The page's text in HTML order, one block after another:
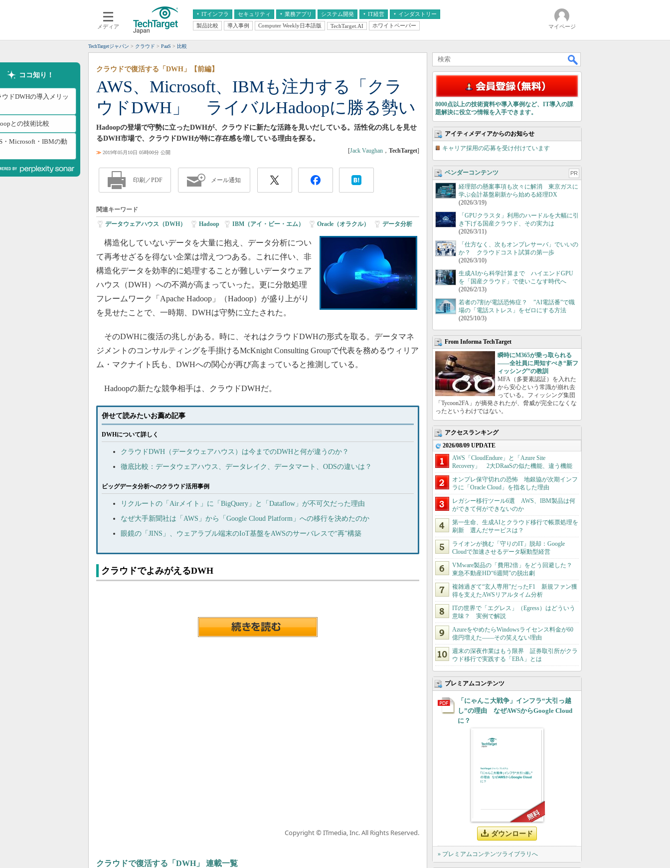
メディア
ITインフラ
クラウド
スマートモバイル
ネットワーク
システム運用管理
セキュリティ 業務アプリ
エンタープライズAI
ERP
CX
情報系システム
システム開発 IT経営
経営とIT
インダストリー
医療IT
製品比較 導入事例 Computer Weekly日本語版 TechTarget.AI ホワイトペーパー マイページ
TechTargetジャパン クラウド PaaS 比較
ココ知り！
ウドDWHの導入メリッ
との技術比較
・Microsoft・IBMの動
AWS、Microsoft、IBMも注力する「クラ
ウドDWH」 ライバルHadoopに勝る勢い
クラウドで復活する「DWH」【前編】
Hadoopの登場で守勢に立ったDWHが、クラウドに新たな活路を見いだしている。活性化の兆しを見せ
るDWH市場で、クラウドDWHが特に存在感を増している理由を探る。
≫ 2019年05月10日 05時00分 公開 [Jack Vaughan ， TechTarget]
印刷／PDF メール通知
関連キーワード
データウェアハウス（DWH） Hadoop IBM（アイ・ビー・エム） Oracle（オラクル） データ分析
構造化していないデータを大量に抱え、データ分析につい
て再考せざるを得ない企業は増えつつある。これに伴い、非
構造化データを効率的に処理することが難しいデータウェア
ハウス（DWH）への不満が高まっていった。更に分散処理
フレームワーク「Apache Hadoop」（Hadoop）が盛り上がり
を見せたことで、一時期、DWHは守勢に立たされた。
そのDWHに復活の兆しがある。時に、それはクラウドDWHの形式を取る。データマネ
ジメントのコンサルティングを手掛けるMcKnight Consulting Groupで代表を務めるウィリア
ム・マクナイト氏も、DWHへの関心が再び高まっていると推測している。
Hadoopの新たな競争相手は、クラウドDWHだ。
併せて読みたいお薦め記事
DWHについて詳しく
クラウドDWH（データウェアハウス）は今までのDWHと何が違うのか？
徹底比較：データウェアハウス、データレイク、データマート、ODSの違いは？
ビッグデータ分析へのクラウド活用事例
リクルートの「Airメイト」に「BigQuery」と「Dataflow」が不可欠だった理由
なぜ大手新聞社は「AWS」から「Google Cloud Platform」への移行を決めたのか
眼鏡の「JINS」、ウェアラブル端末のIoT基盤をAWSのサーバレスで“再”構築
クラウドでよみがえるDWH
Copyright © ITmedia, Inc. All Rights Reserved.
クラウドで復活する「DWH」 連載一覧
8000点以上の技術資料や導入事例など、IT導入の課
題解決に役立つ情報を入手できます。
アイティメディアからのお知らせ
キャリア採用の応募を受け付けています
ベンダーコンテンツ PR
経理部の懸案事項も次々に解消 東京ガスに
学ぶ会計基盤刷新から始める経理DX
(2026/3/19)
「GPUクラスタ」利用のハードルを大幅に引
き下げる国産クラウド、その実力は
(2026/3/11)
「仕方なく、次もオンプレサーバ」でいいの
か？ クラウドコスト試算の第一歩
(2026/3/10)
生成AIから科学計算まで ハイエンドGPU
を「国産クラウド」で使いこなす時代へ
(2026/2/13)
若者の7割が電話恐怖症？ ”AI電話番”で職
場の「電話ストレス」をゼロにする方法
(2025/10/3)
From Informa TechTarget
瞬時にM365が乗っ取られる
――全社員に周知すべき“新フ
ィッシング”の教訓
MFA（多要素認証）を入れた
から安心という常識が崩れ去
っている。フィッシング集団
「Tycoon2FA」が摘発されたが、脅威が完全になくな
ったというわけではない。
アクセスランキング
2026/08/09 UPDATE
AWS「CloudEndure」と「Azure Site
Recovery」 2大DRaaSの似た機能、違う機能
オンプレ保守切れの恐怖 地銀協が次期インフ
ラに「Oracle Cloud」を指名した理由
レガシー移行ツール6選 AWS、IBM製品は何
ができて何ができないのか
第一生命、生成AIとクラウド移行で帳票処理を
刷新 選んだサービスは？
ライオンが挑む「守りのIT」脱却：Google
Cloudで加速させるデータ駆動型経営
VMware製品の「費用2倍」をどう回避した？
東急不動産HD“6週間”の脱出劇
複雑過ぎて“玄人専用”だったF1 新規ファン獲
得を支えたAWSリアルタイム分析
ITの世界で「エグレス」（Egress）はどういう
意味？ 実例で解説
AzureをやめたらWindowsライセンス料金が60
億円増えた――その笑えない理由
週末の深夜作業はもう限界 証券取引所がクラ
ウド移行で実践する「EBA」とは
プレミアムコンテンツ
「にゃんこ大戦争」インフラ“大引っ越
し”の理由 なぜAWSからGoogle Cloud
に？
ダウンロード
» プレミアムコンテンツライブラリへ